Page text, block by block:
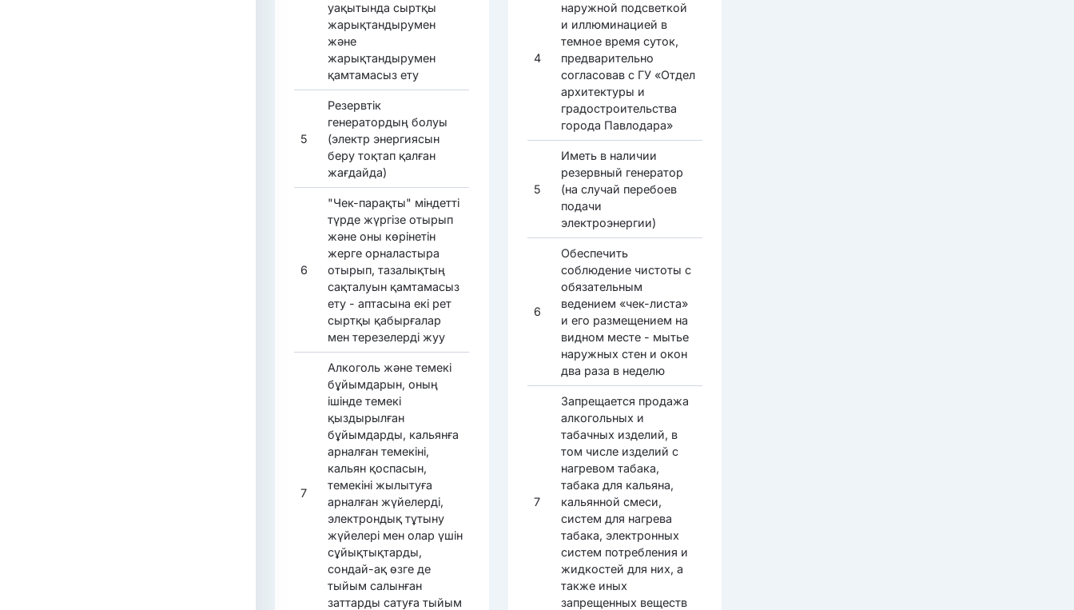
уақытында сыртқы
жарықтандырумен
және
жарықтандырумен
қамтамасыз ету
5
Резервтік
генератордың болуы
(электр энергиясын
беру тоқтап қалған
жағдайда)
6
"Чек-парақты" міндетті
түрде жүргізе отырып
және оны көрінетін
жерге орналастыра
отырып, тазалықтың
сақталуын қамтамасыз
ету - аптасына екі рет
сыртқы қабырғалар
мен терезелерді жуу
7
Алкоголь және темекі
бұйымдарын, оның
ішінде темекі
қыздырылған
бұйымдарды, кальянға
арналған темекіні,
кальян қоспасын,
темекіні жылытуға
арналған жүйелерді,
электрондық тұтыну
жүйелері мен олар үшін
сұйықтықтарды,
сондай-ақ өзге де
тыйым салынған
заттарды сатуға тыйым
4
наружной подсветкой
и иллюминацией в
темное время суток,
предварительно
согласовав с ГУ «Отдел
архитектуры и
градостроительства
города Павлодара»
5
Иметь в наличии
резервный генератор
(на случай перебоев
подачи
электроэнергии)
6
Обеспечить
соблюдение чистоты с
обязательным
ведением «чек-листа»
и его размещением на
видном месте - мытье
наружных стен и окон
два раза в неделю
7
Запрещается продажа
алкогольных и
табачных изделий, в
том числе изделий с
нагревом табака,
табака для кальяна,
кальянной смеси,
систем для нагрева
табака, электронных
систем потребления и
жидкостей для них, а
также иных
запрещенных веществ